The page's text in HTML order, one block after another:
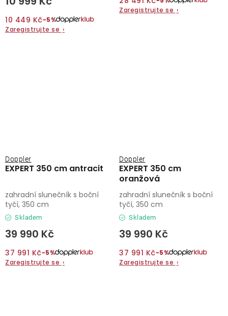
10 449 Kč−5%
Zaregistrujte se ›
Zaregistrujte se ›
EXPERT 350 cm antracit
Doppler
Skladem
39 990 Kč
37 991 Kč−5%
Zaregistrujte se ›
zahradní slunečník s boční
tyčí, 350 cm
EXPERT 350 cm
oranžová
Doppler
Skladem
39 990 Kč
37 991 Kč−5%
Zaregistrujte se ›
zahradní slunečník s boční
tyčí, 350 cm